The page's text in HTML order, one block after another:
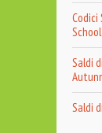
Codici
Saldi
Saldi